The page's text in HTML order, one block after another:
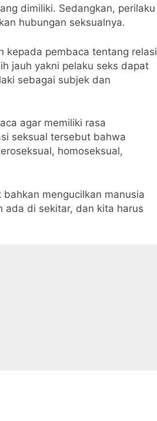
dimiliki. Sedangkan, perilaku
hubungan seksualnya.
kepada pembaca tentang relasi
jauh yakni pelaku seks dapat
sebagai subjek dan
agar memiliki rasa
seksual tersebut bahwa
homoseksual,
mengucilkan manusia
di sekitar, dan kita harus